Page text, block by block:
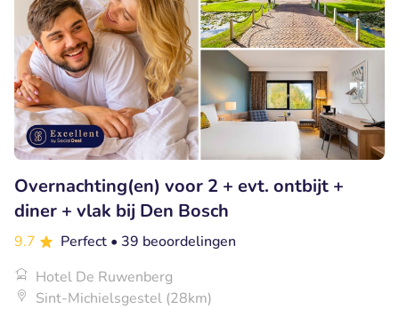
Overnachting(en) voor 2 + evt. ontbijt +
diner + vlak bij Den Bosch
9.7 Perfect • 39 beoordelingen
Hotel De Ruwenberg
Sint-Michielsgestel (28km)